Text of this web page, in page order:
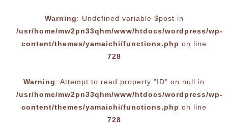
Warning: Undefined variable $post in
/usr/home/mw2pn33qhm/www/htdocs/wordpress/wp-
content/themes/yamaichi/functions.php on line
728
Warning: Attempt to read property "ID" on null in
/usr/home/mw2pn33qhm/www/htdocs/wordpress/wp-
content/themes/yamaichi/functions.php on line
728